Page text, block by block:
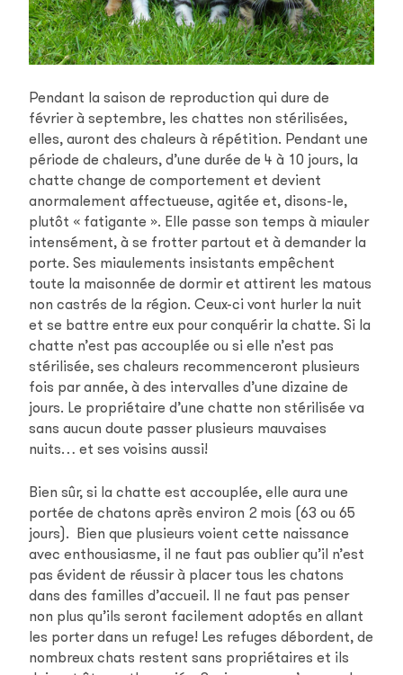
Pendant la saison de reproduction qui dure de
février à septembre, les chattes non stérilisées,
elles, auront des chaleurs à répétition. Pendant une
période de chaleurs, d’une durée de 4 à 10 jours, la
chatte change de comportement et devient
anormalement affectueuse, agitée et, disons-le,
plutôt « fatigante ». Elle passe son temps à miauler
intensément, à se frotter partout et à demander la
porte. Ses miaulements insistants empêchent
toute la maisonnée de dormir et attirent les matous
non castrés de la région. Ceux-ci vont hurler la nuit
et se battre entre eux pour conquérir la chatte. Si la
chatte n’est pas accouplée ou si elle n’est pas
stérilisée, ses chaleurs recommenceront plusieurs
fois par année, à des intervalles d’une dizaine de
jours. Le propriétaire d’une chatte non stérilisée va
sans aucun doute passer plusieurs mauvaises
nuits… et ses voisins aussi!
Bien sûr, si la chatte est accouplée, elle aura une
portée de chatons après environ 2 mois (63 ou 65
jours). Bien que plusieurs voient cette naissance
avec enthousiasme, il ne faut pas oublier qu’il n’est
pas évident de réussir à placer tous les chatons
dans des familles d’accueil. Il ne faut pas penser
non plus qu’ils seront facilement adoptés en allant
les porter dans un refuge! Les refuges débordent, de
nombreux chats restent sans propriétaires et ils